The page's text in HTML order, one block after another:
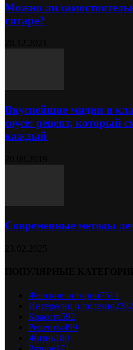
Можно ли
гитаре?
Вкуснейшие мидии в
соусе: рецепт, который
каждый
Современные методы
Женские истории7514
Интересно и полезно2382
Красота592
Рецепты499
Жизнь180